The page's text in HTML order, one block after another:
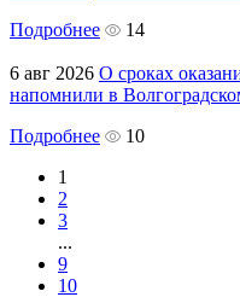
Подробнее
14
6 авг 2026 О сроках
напомнили в
Подробнее
10
1
2
3
...
9
10